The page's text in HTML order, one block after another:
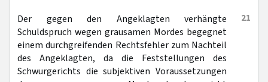
21
Der gegen den Angeklagten verhängte
Schuldspruch wegen grausamen Mordes begegnet
einem durchgreifenden Rechtsfehler zum Nachteil
des Angeklagten, da die Feststellungen des
Schwurgerichts die subjektiven Voraussetzungen